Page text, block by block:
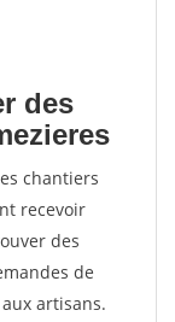
des
chantiers
recevoir
des
de
artisans.